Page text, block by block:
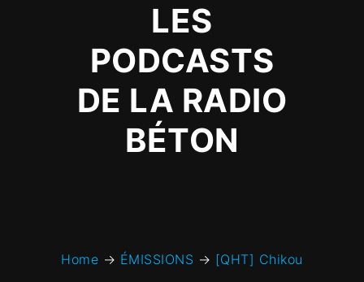
LES
PODCASTS
DE LA RADIO
BÉTON
Home → ÉMISSIONS → [QHT] Chikou